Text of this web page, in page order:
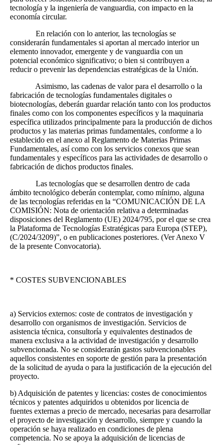
tecnología y la ingeniería de vanguardia, con impacto en la
economía circular.
En relación con lo anterior, las tecnologías se
considerarán fundamentales si aportan al mercado interior un
elemento innovador, emergente y de vanguardia con un
potencial económico significativo; o bien si contribuyen a
reducir o prevenir las dependencias estratégicas de la Unión.
Asimismo, las cadenas de valor para el desarrollo o la
fabricación de tecnologías fundamentales digitales o
biotecnologías, deberán guardar relación tanto con los productos
finales como con los componentes específicos y la maquinaria
específica utilizados principalmente para la producción de dichos
productos y las materias primas fundamentales, conforme a lo
establecido en el anexo al Reglamento de Materias Primas
Fundamentales, así como con los servicios conexos que sean
fundamentales y específicos para las actividades de desarrollo o
fabricación de dichos productos finales.
Las tecnologías que se desarrollen dentro de cada
ámbito tecnológico deberán contemplar, como mínimo, alguna
de las tecnologías referidas en la “COMUNICACIÓN DE LA
COMISIÓN: Nota de orientación relativa a determinadas
disposiciones del Reglamento (UE) 2024/795, por el que se crea
la Plataforma de Tecnologías Estratégicas para Europa (STEP),
(C/2024/3209)”, o en publicaciones posteriores. (Ver Anexo V
de la presente Convocatoria).
* COSTES SUBVENCIONABLES
a) Servicios externos: coste de contratos de investigación y
desarrollo con organismos de investigación. Servicios de
asistencia técnica, consultoría y equivalentes destinados de
manera exclusiva a la actividad de investigación y desarrollo
subvencionada. No se considerarán gastos subvencionables
aquellos consistentes en soporte de gestión para la presentación
de la solicitud de ayuda o para la justificación de la ejecución del
proyecto.
b) Adquisición de patentes y licencias: costes de conocimientos
técnicos y patentes adquiridos u obtenidos por licencia de
fuentes externas a precio de mercado, necesarias para desarrollar
el proyecto de investigación y desarrollo, siempre y cuando la
operación se haya realizado en condiciones de plena
competencia. No se apoya la adquisición de licencias de